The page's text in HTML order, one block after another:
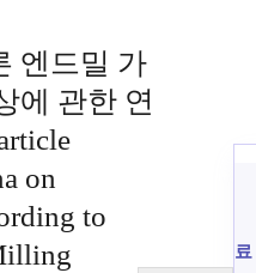
엔드밀 가
에 관한 연
on
to
료